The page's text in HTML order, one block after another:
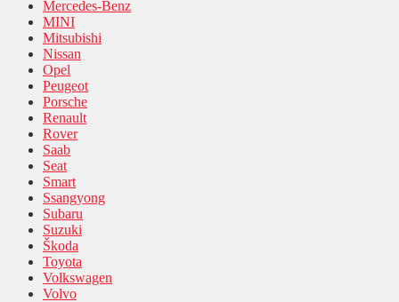
Mercedes-Benz
MINI
Mitsubishi
Nissan
Opel
Peugeot
Porsche
Renault
Rover
Saab
Seat
Smart
Ssangyong
Subaru
Suzuki
Škoda
Toyota
Volkswagen
Volvo